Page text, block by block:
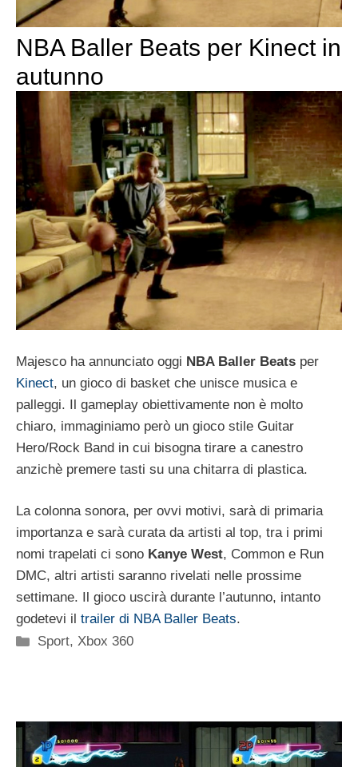
NBA Baller Beats per Kinect in
autunno
Majesco ha annunciato oggi NBA Baller Beats per
Kinect, un gioco di basket che unisce musica e
palleggi. Il gameplay obiettivamente non è molto
chiaro, immaginiamo però un gioco stile Guitar
Hero/Rock Band in cui bisogna tirare a canestro
anzichè premere tasti su una chitarra di plastica.
La colonna sonora, per ovvi motivi, sarà di primaria
importanza e sarà curata da artisti al top, tra i primi
nomi trapelati ci sono Kanye West, Common e Run
DMC, altri artisti saranno rivelati nelle prossime
settimane. Il gioco uscirà durante l’autunno, intanto
godetevi il trailer di NBA Baller Beats.
Categorie
Sport,Xbox 360